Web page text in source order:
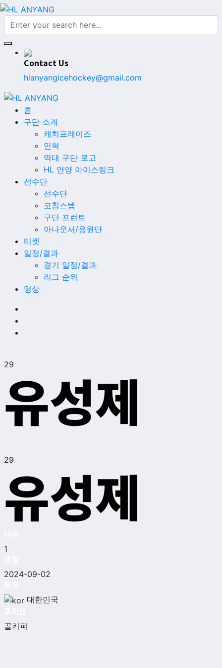
Contact Us
hlanyangicehockey@gmail.com
홈
구단 소개
캐치프레이즈
연혁
역대 구단 로고
HL 안양 아이스링크
선수단
선수단
코칭스텝
구단 프런트
아나운서/응원단
티켓
일정/결과
경기 일정/결과
리그 순위
영상
29
유성제
29
유성제
1
2024-09-02
대한민국
골키퍼